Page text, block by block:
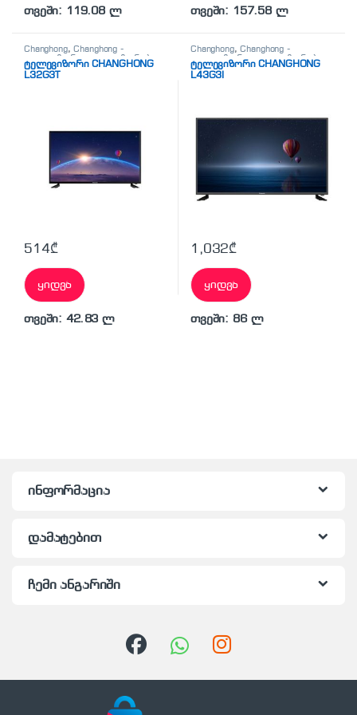
თვეში: 119.08 ლ თვეში: 157.58 ლ
Changhong,Changhong -
ტელევიზორი, ტელევიზორები
ტელევიზორი CHANGHONG
L32G3T
514₾
ყიდვა
თვეში: 42.83 ლ
Changhong,Changhong -
ტელევიზორი, ტელევიზორები
ტელევიზორი CHANGHONG
L43G3I
1,032₾
ყიდვა
თვეში: 86 ლ
ინფორმაცია
დამატებით
ჩემი ანგარიში